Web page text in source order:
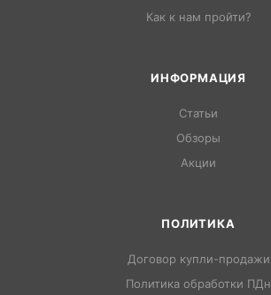
Как к нам пройти?
ИНФОРМАЦИЯ
Статьи
Обзоры
Акции
ПОЛИТИКА
Договор купли-продажи
Политика обработки ПДн